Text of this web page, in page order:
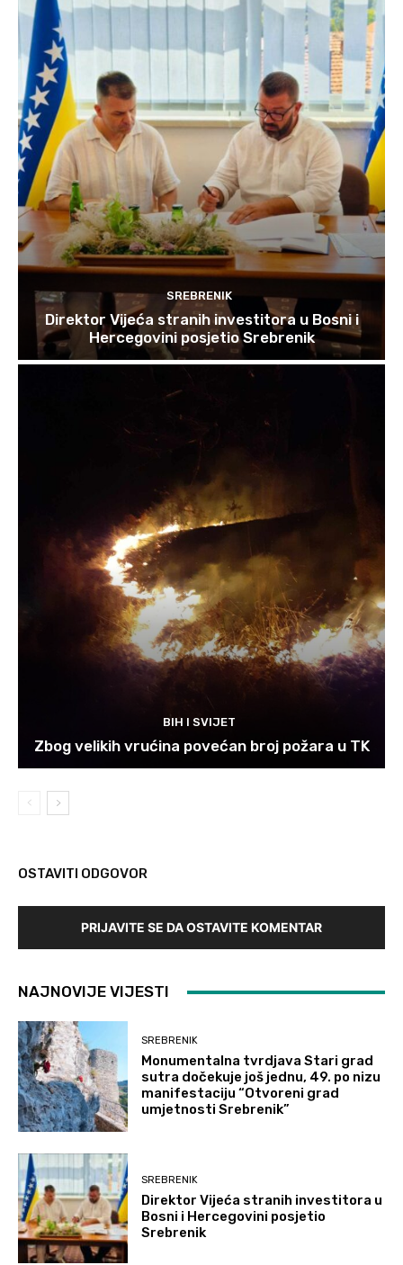
SREBRENIK
Direktor Vijeća stranih investitora u Bosni i
Hercegovini posjetio Srebrenik
BIH I SVIJET
Zbog velikih vrućina povećan broj požara u TK
OSTAVITI ODGOVOR
PRIJAVITE SE DA OSTAVITE KOMENTAR
NAJNOVIJE VIJESTI
SREBRENIK
Monumentalna tvrdjava Stari grad
sutra dočekuje još jednu, 49. po nizu
manifestaciju “Otvoreni grad
umjetnosti Srebrenik”
SREBRENIK
Direktor Vijeća stranih investitora u
Bosni i Hercegovini posjetio
Srebrenik